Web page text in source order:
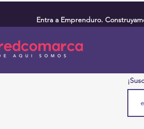
Entra a Emprenduro.